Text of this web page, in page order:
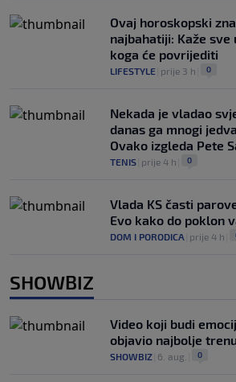
Ovaj horoskopski
najbahatiji: Kaže sve
koga će povrijediti
LIFESTYLE prije 3 h 0
Nekada je vladao
danas ga mnogi
Ovako izgleda Pete
TENIS prije 4 h 0
Vlada KS časti
Evo kako do poklon
DOM I PORODICA prije 4 h
SHOWBIZ
Video koji budi
objavio najbolje
SHOWBIZ 6. aug. 0